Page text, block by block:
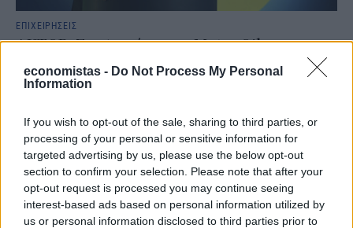
economistas - Do Not Process My Personal
Information
If you wish to opt-out of the sale, sharing to third parties, or
processing of your personal or sensitive information for
targeted advertising by us, please use the below opt-out
section to confirm your selection. Please note that after your
opt-out request is processed you may continue seeing
interest-based ads based on personal information utilized by
us or personal information disclosed to third parties prior to
ΕΠΙΧΕΙΡΗΣΕΙΣ
AKTOR: Συμφωνία με τη Motor Oil για την
εξαγορά του 75% των ΗΛΕΚΤΩΡ και THALIS
Ο Όμιλος AKTOR υπέγραψε δεσμευτική συμφωνία με τη Motor Oil
THALIS, ενισχύοντας τις δραστηριότητες του Ομίλου στην κυκλική
οικονομία και τον κύκλο του νερού.
NEWSROOM/05 Αυγ 2026